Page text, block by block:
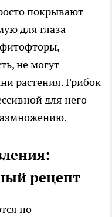
покрывают
для глаза
не могут
растения. Грибок
для него
рецепт
по